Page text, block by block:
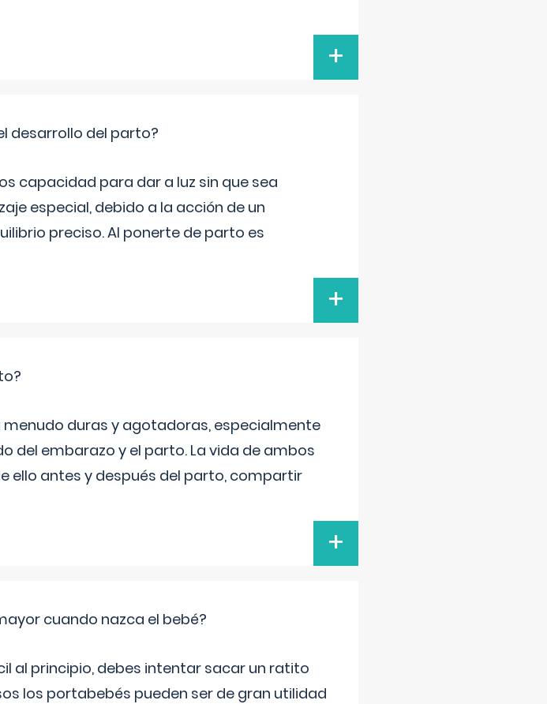
+
desarrollo del parto?
capacidad para dar a luz sin que sea
especial, debido a la acción de un
preciso. Al ponerte de parto es
+
duras y agotadoras, especialmente
del embarazo y el parto. La vida de ambos
ello antes y después del parto, compartir
+
cuando nazca el bebé?
al principio, debes intentar sacar un ratito
los portabebés pueden ser de gran utilidad